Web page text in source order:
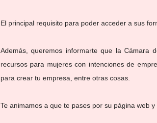
El principal requisito para poder acceder a sus
Además, queremos informarte que la Cámara
recursos para mujeres con intenciones de
para crear tu empresa, entre otras cosas.
Te animamos a que te pases por su página web